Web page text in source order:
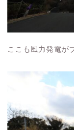
ここも風力発電が